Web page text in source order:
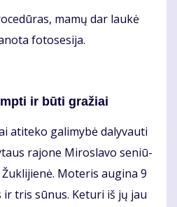
ma­mų dar lau­kė
fo­to­se­si­ja.
ir bū­ti gra­žiai
ati­te­ko ga­li­my­bė da­ly­vau­ti
ra­jo­ne Mi­ros­la­vo se­niū­
Mo­te­ris au­gi­na 9
ir tris sū­nus. Ke­tu­ri iš jų jau